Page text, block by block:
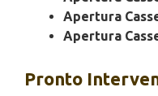
Apertura
Apertura
Pronto